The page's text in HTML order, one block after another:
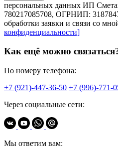
персональных данных ИП
780217085708, ОГРНИП:
обработки заявки и связи со
конфиденциальности]
Как ещё можно
По номеру телефона:
+7 (921)-447-36-50 +7 (996)-771-
Через социальные сети:
Мы ответим вам: